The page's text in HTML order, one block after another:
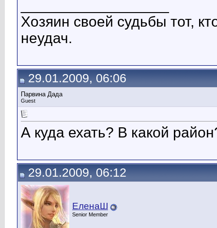
Хозяин своей судьбы тот,
неудач.
29.01.2009, 06:06
Парвина Дада
Guest
А куда ехать? В какой
29.01.2009, 06:12
ЕленаШ
Senior Member